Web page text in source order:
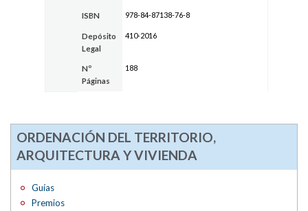
ISBN 978-84-87138-76-8
Depósito
Legal
410-2016
Nº
Páginas
188
ORDENACIÓN DEL TERRITORIO,
ARQUITECTURA Y VIVIENDA
Guías
Premios